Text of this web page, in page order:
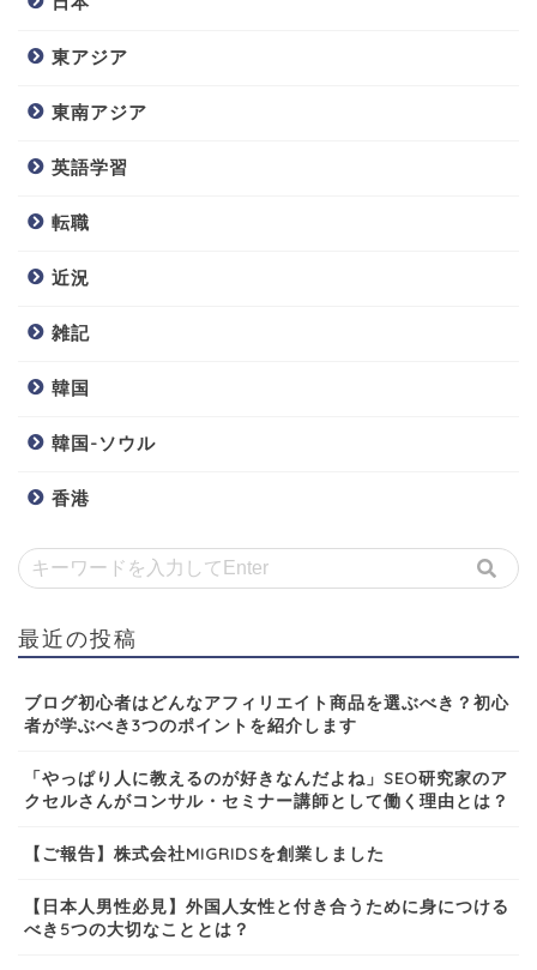
東アジア
東南アジア
英語学習
転職
近況
雑記
韓国
韓国-ソウル
香港
最近の投稿
ブログ初心者はどんなアフィリエイト商品を選ぶべき？初心
者が学ぶべき3つのポイントを紹介します
「やっぱり人に教えるのが好きなんだよね」SEO研究家のア
クセルさんがコンサル・セミナー講師として働く理由とは？
【ご報告】株式会社MIGRIDSを創業しました
【日本人男性必見】外国人女性と付き合うために身につける
べき5つの大切なこととは？